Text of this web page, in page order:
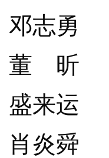
勇 市
昕 广
运
舜